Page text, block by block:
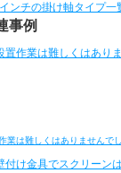
ンチの掛け軸タイプ一
事例
業は難しくはありませんで